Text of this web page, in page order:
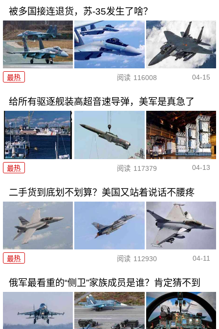
被多国接连退货，苏-35发生了啥？
最热 阅读 116008 04-15
给所有驱逐舰装高超音速导弹，美军是真急了
最热 阅读 117379 04-13
二手货到底划不划算？美国又站着说话不腰疼
最热 阅读 112930 04-11
俄军最看重的“侧卫”家族成员是谁？肯定猜不到